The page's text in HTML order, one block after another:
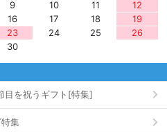
9 10 11
12
16 17 18
19
23 24 25
26
30
目を祝うギフト[特集]
集